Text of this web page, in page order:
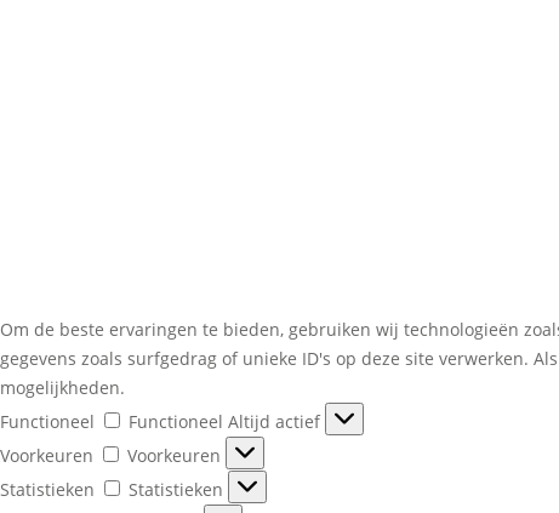
Om de beste ervaringen te bieden, gebruiken wij technologieën
gegevens zoals surfgedrag of unieke ID's op deze site verwerken.
mogelijkheden.
Functioneel
Functioneel Altijd actief
Voorkeuren
Voorkeuren
Statistieken
Statistieken